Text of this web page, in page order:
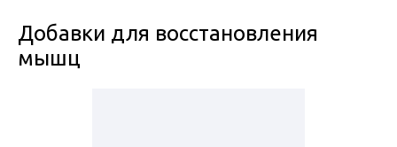
Добавки для восстановления
мышц